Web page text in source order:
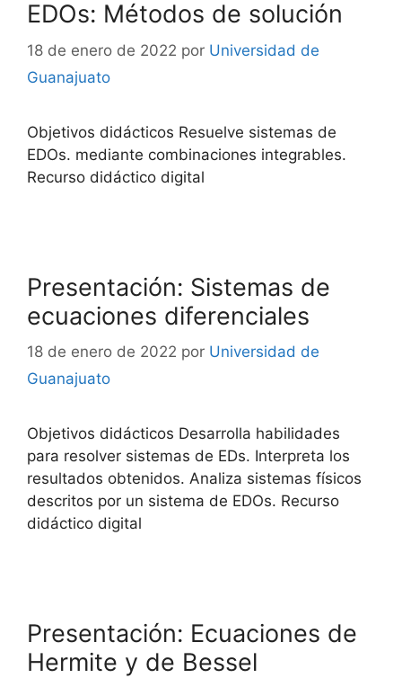
EDOs: Métodos de solución
18 de enero de 2022 por Universidad de
Guanajuato
Objetivos didácticos Resuelve sistemas de
EDOs. mediante combinaciones integrables.
Recurso didáctico digital
Presentación: Sistemas de
ecuaciones diferenciales
18 de enero de 2022 por Universidad de
Guanajuato
Objetivos didácticos Desarrolla habilidades
para resolver sistemas de EDs. Interpreta los
resultados obtenidos. Analiza sistemas físicos
descritos por un sistema de EDOs. Recurso
didáctico digital
Presentación: Ecuaciones de
Hermite y de Bessel